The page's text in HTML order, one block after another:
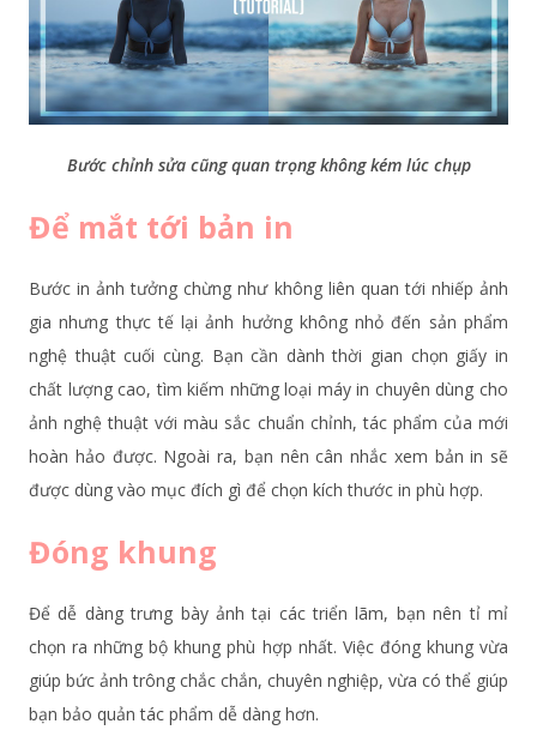
Bước chỉnh sửa cũng quan trọng không kém lúc chụp
Để mắt tới bản in
Bước in ảnh tưởng chừng như không liên quan tới nhiếp ảnh
gia nhưng thực tế lại ảnh hưởng không nhỏ đến sản phẩm
nghệ thuật cuối cùng. Bạn cần dành thời gian chọn giấy in
chất lượng cao, tìm kiếm những loại máy in chuyên dùng cho
ảnh nghệ thuật với màu sắc chuẩn chỉnh, tác phẩm của mới
hoàn hảo được. Ngoài ra, bạn nên cân nhắc xem bản in sẽ
được dùng vào mục đích gì để chọn kích thước in phù hợp.
Đóng khung
Để dễ dàng trưng bày ảnh tại các triển lãm, bạn nên tỉ mỉ
chọn ra những bộ khung phù hợp nhất. Việc đóng khung vừa
giúp bức ảnh trông chắc chắn, chuyên nghiệp, vừa có thể giúp
bạn bảo quản tác phẩm dễ dàng hơn.